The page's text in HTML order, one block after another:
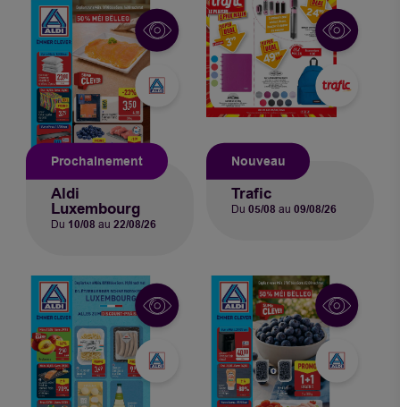
Aldi
Luxembourg
Du 10/08 au 22/08/26
Prochainement
Trafic
Du 05/08 au 09/08/26
Nouveau